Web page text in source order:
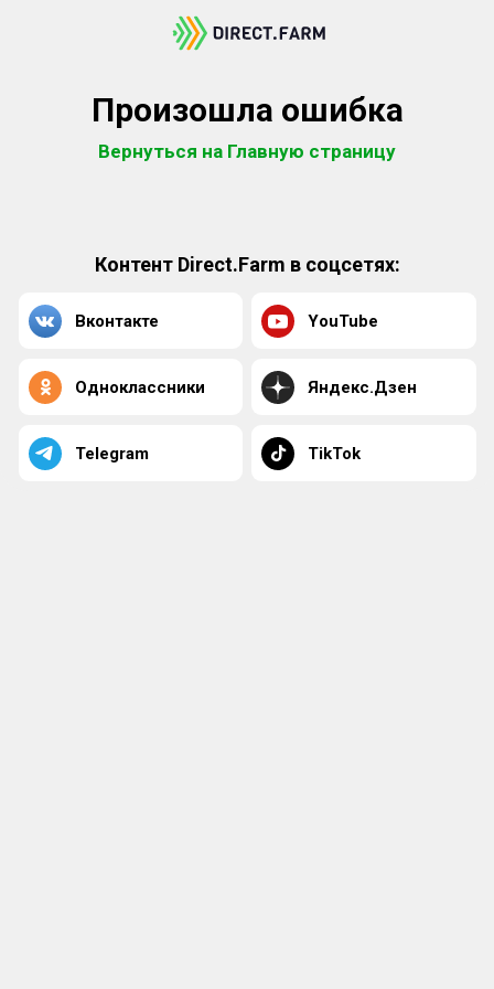
Произошла ошибка
Вернуться на Главную страницу
Контент Direct.Farm в соцсетях:
Вконтакте YouTube
Одноклассники Яндекс.Дзен
Telegram TikTok